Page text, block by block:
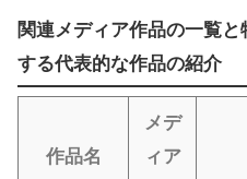
関連メディア作品の一覧
する代表的な作品の紹介
作品名
メデ
ィア